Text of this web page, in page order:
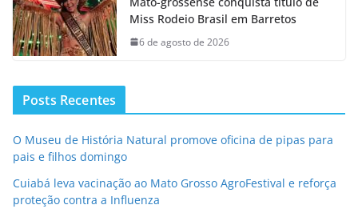
Miss Rodeio Brasil em Barretos
6 de agosto de 2026
Posts Recentes
O Museu de História Natural promove oficina de pipas para
pais e filhos domingo
Cuiabá leva vacinação ao Mato Grosso AgroFestival e reforça
proteção contra a Influenza